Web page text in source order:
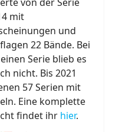
mit
und
22 Bände. Bei
Serie blieb es
nicht. Bis 2021
57 Serien mit
Eine komplette
findet ihr hier.